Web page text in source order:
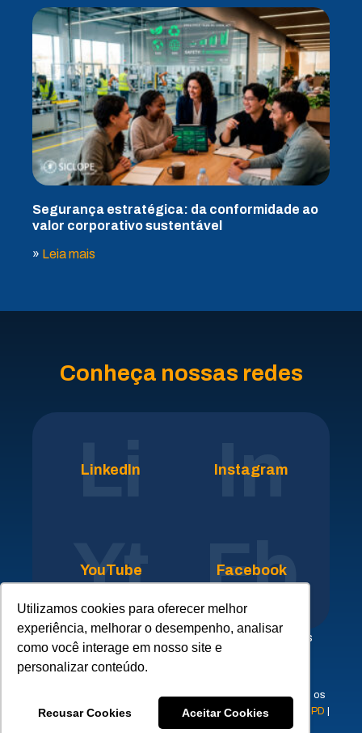
Utilizamos cookies para oferecer melhor
experiência, melhorar o desempenho, analisar
como você interage em nosso site e
personalizar conteúdo.
Recusar Cookies Aceitar Cookies
Segurança estratégica: da conformidade ao
valor corporativo sustentável
» Leia mais
Conheça nossas redes
Li
LinkedIn In
Instagram
Yt
YouTube Fb
Facebook
Clique aqui para conhecer nossa rede de empresas
parceiras do SICLOPE
© 2023 - ERPLAN - Tecnologia e Gestão SSMAQ - Todos os
direitos reservados |Aviso de Proteção de Dados| FAQ LGPD
Requisição de Titulares